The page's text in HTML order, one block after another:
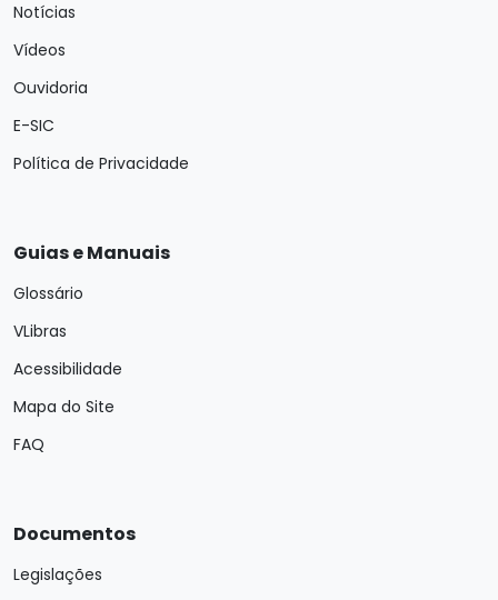
Notícias
Vídeos
Ouvidoria
E-SIC
Política de Privacidade
Guias e Manuais
Glossário
VLibras
Acessibilidade
Mapa do Site
FAQ
Documentos
Legislações